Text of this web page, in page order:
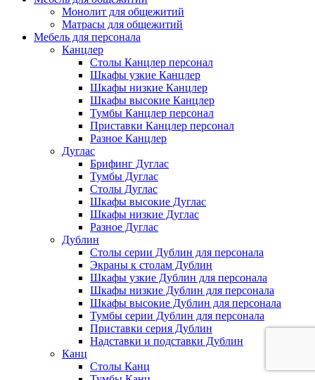
Монолит для общежитий
Матрасы для общежитий
Мебель для персонала
Канцлер
Столы Канцлер персонал
Шкафы узкие Канцлер
Шкафы низкие Канцлер
Шкафы высокие Канцлер
Тумбы Канцлер персонал
Приставки Канцлер персонал
Разное Канцлер
Дуглас
Брифинг Дуглас
Тумбы Дуглас
Столы Дуглас
Шкафы высокие Дуглас
Шкафы низкие Дуглас
Разное Дуглас
Дублин
Столы серии Дублин для персонала
Экраны к столам Дублин
Шкафы узкие Дублин для персонала
Шкафы низкие Дублин для персонала
Шкафы высокие Дублин для персонала
Тумбы серии Дублин для персонала
Приставки серия Дублин
Надставки и подставки Дублин
Канц
Столы Канц